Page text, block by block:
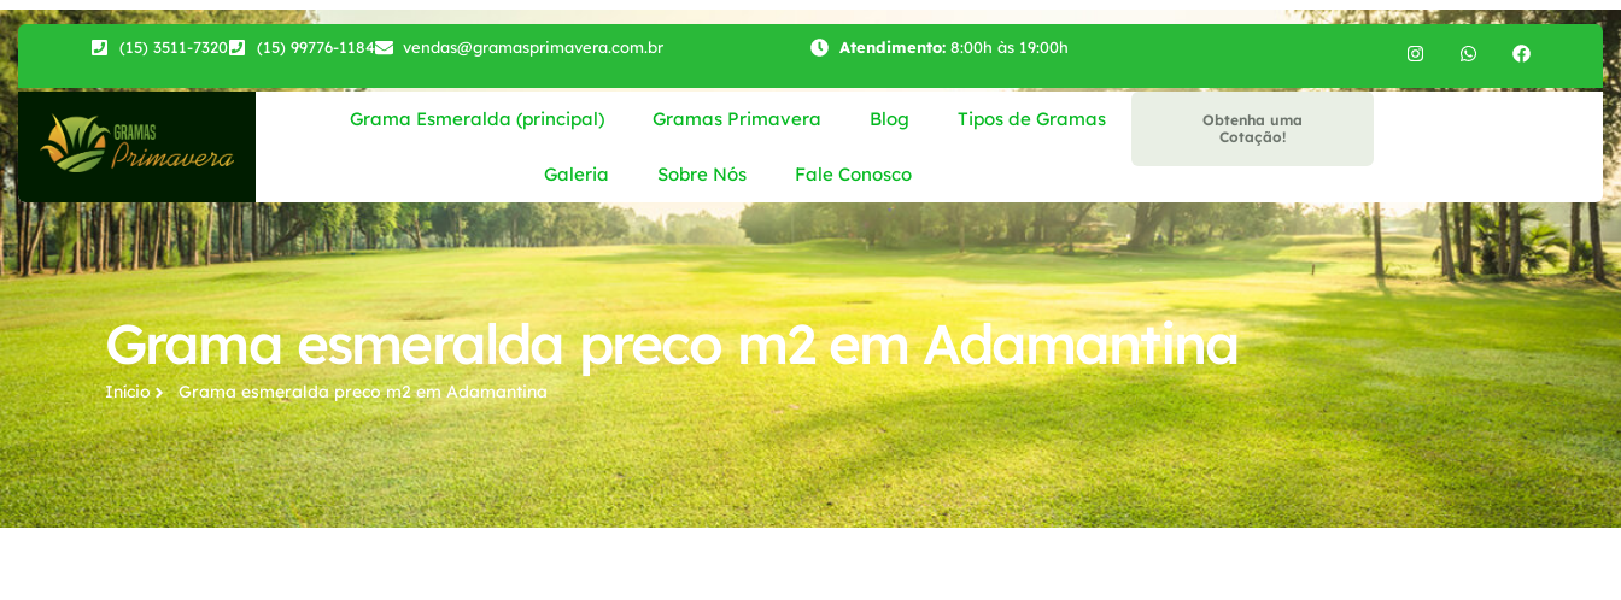
(15) 3511-7320 (15) 99776-1184 vendas@gramasprimavera.com.br Atendimento:8:00h às 19:00h
Grama Esmeralda (principal) Gramas Primavera Blog Tipos de Gramas
Galeria Sobre Nós Fale Conosco
Obtenha uma
Cotação!
Grama esmeralda preco m2 em Adamantina
Início Grama esmeralda preco m2​ em Adamantina